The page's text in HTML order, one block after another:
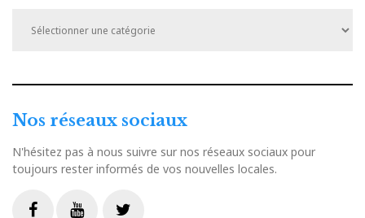
Nos réseaux sociaux
N'hésitez pas à nous suivre sur nos réseaux sociaux pour
toujours rester informés de vos nouvelles locales.